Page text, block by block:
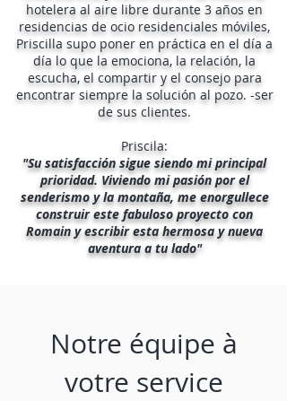
hotelera al aire libre durante 3 años en
residencias de ocio residenciales móviles,
Priscilla supo poner en práctica en el día a
día lo que la emociona, la relación, la
escucha, el compartir y el consejo para
encontrar siempre la solución al pozo. -ser
de sus clientes.
Priscila:
"Su satisfacción sigue siendo mi principal
prioridad. Viviendo mi pasión por el
senderismo y la montaña, me enorgullece
construir este fabuloso proyecto con
Romain y escribir esta hermosa y nueva
aventura a tu lado"
Notre équipe à
votre service